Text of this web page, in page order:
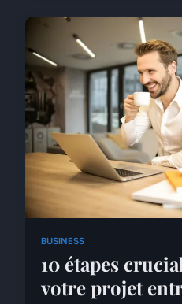
BUSINESS
10 étapes
votre projet